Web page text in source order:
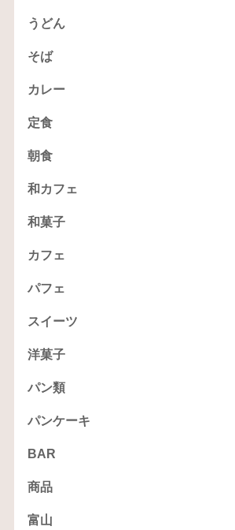
うどん
そば
カレー
定食
朝食
和カフェ
和菓子
カフェ
パフェ
スイーツ
洋菓子
パン類
パンケーキ
BAR
商品
富山